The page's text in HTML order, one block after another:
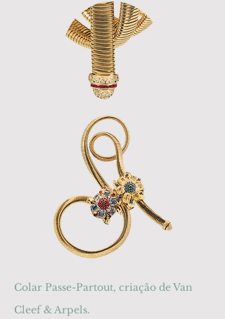
Colar Passe-Partout, criação de Van
Cleef & Arpels.